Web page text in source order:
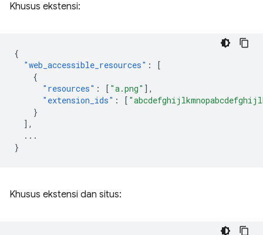
Khusus ekstensi:
{
"web_accessible_resources" :
[
{
"resources" : [ "a.png" ],
"extension_ids" : [
}
],
...
}
Khusus ekstensi dan situs: